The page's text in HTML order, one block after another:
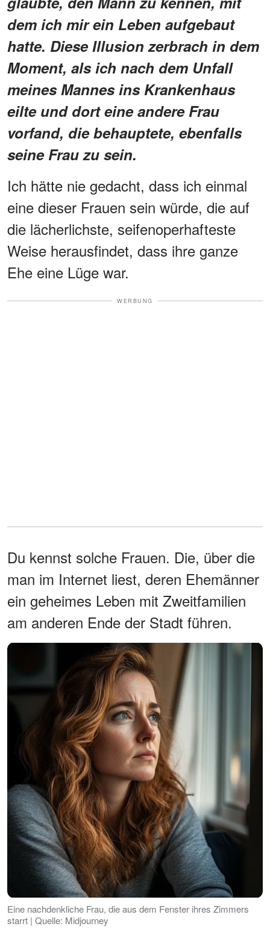
dem ich mir ein Leben aufgebaut
hatte. Diese Illusion zerbrach in dem
Moment, als ich nach dem Unfall
meines Mannes ins Krankenhaus
eilte und dort eine andere Frau
vorfand, die behauptete, ebenfalls
seine Frau zu sein.
Ich hätte nie gedacht, dass ich einmal
eine dieser Frauen sein würde, die auf
die lächerlichste, seifenoperhafteste
Weise herausfindet, dass ihre ganze
Ehe eine Lüge war.
WERBUNG
Du kennst solche Frauen. Die, über die
man im Internet liest, deren Ehemänner
ein geheimes Leben mit Zweitfamilien
am anderen Ende der Stadt führen.
Eine nachdenkliche Frau, die aus dem Fenster ihres Zimmers
starrt | Quelle: Midjourney